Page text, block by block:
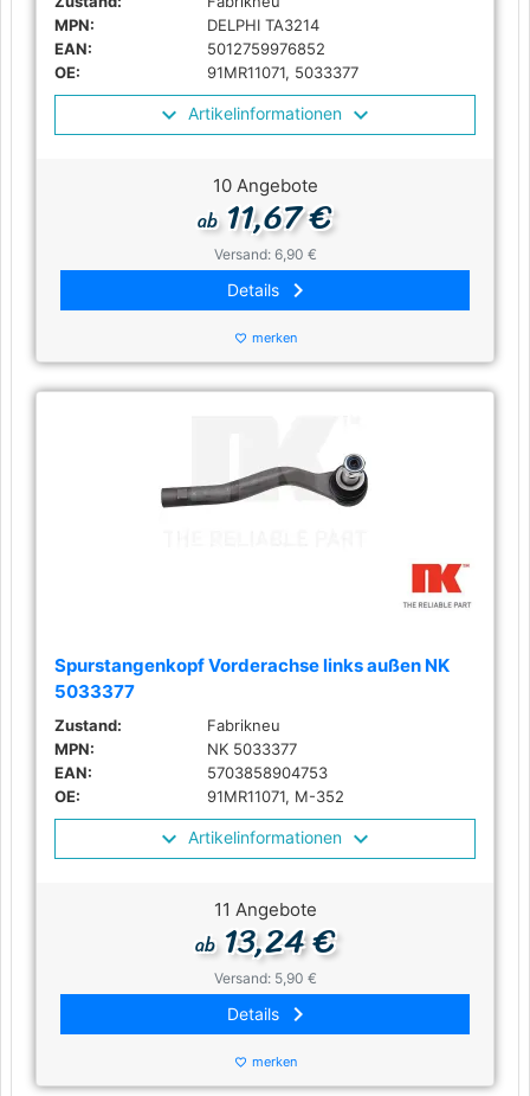
MPN:
DELPHI TA3214
EAN:
5012759976852
OE:
91MR11071, 5033377
Artikelinformationen
10 Angebote
ab11,67 €
Versand: 6,90 €
Details keyboard_arrow_right
favorite_border merken
Spurstangenkopf Vorderachse links außen NK
5033377
Zustand:
Fabrikneu
MPN:
NK 5033377
EAN:
5703858904753
OE:
91MR11071, M-352
Artikelinformationen
11 Angebote
ab13,24 €
Versand: 5,90 €
Details keyboard_arrow_right
favorite_border merken